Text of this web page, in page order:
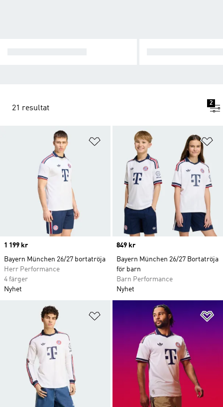
21 resultat
2
Lägg till på önskelistan
Price
1 199 kr
Bayern München 26/27 bortatröja
Herr Performance
4 färger
Nyhet
Price
849 kr
Bayern München 26/27 Bortatröja
för barn
Barn Performance
Nyhet
Lägg till på önskelistan